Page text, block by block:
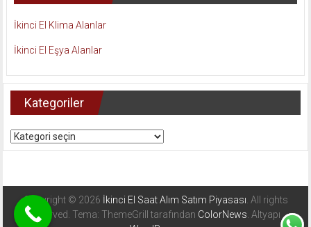
İkinci El Klima Alanlar
İkinci El Eşya Alanlar
Kategoriler
Kategoriler
Copyright © 2026 İkinci El Saat Alım Satım Piyasası. All rights
reserved. Tema: ThemeGrill tarafından ColorNews. Altyapı